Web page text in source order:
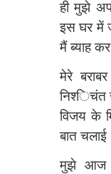
ही मुझे
इस घर में
मैं ब्याह
मेरे
निश्‍ि‍चंत
विजय के
बात चलाई
मुझे आज